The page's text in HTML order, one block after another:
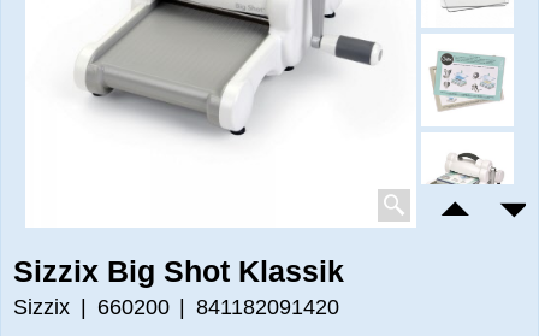
Sizzix Big Shot Klassik
Sizzix 660200 841182091420